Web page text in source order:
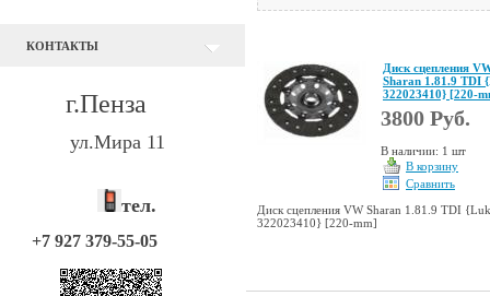
КОНТАКТЫ
г.Пенза
ул.Мира 11
тел.
+7 927 379-55-05
Диск сцепления
Sharan 1.81.9 TDI
322023410} [220-
3800 Руб.
В наличии: 1 шт
В корзину
Сравнить
Диск сцепления VW Sharan 1.81.9 TDI {Luk
322023410} [220-mm]